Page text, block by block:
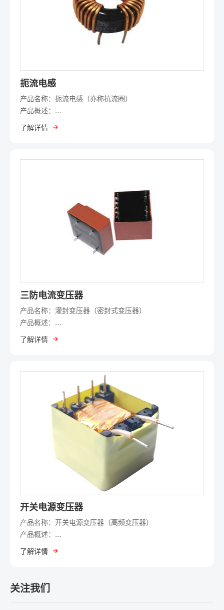
扼流电感
产品名称：扼流电感（亦称抗流圈）
产品概述：
扼流电感是一种用于抑制高频交流干扰或平滑直流电流的被
动电子元件，通过其高感抗特性阻碍电流突变，广泛应用于
高感值稳定性：采用优质磁芯材料（如铁氧体、合金粉
芯），确保宽温范围内电感值稳定。
低直流电阻（DCR）：降低功耗，提升能效。
抗饱和设计：大电流下仍保持性能，适用于开关电源等高频
屏蔽结构（可选）：减少电磁辐射，符合EMC标准。
典型应用：
电源电路：DC-DC转换器、AC-DC电源输入/输出滤波。
工业电子：变频器、电机驱动、逆变系统。
技术参数示例：
感值范围：1μH～100mH
额定电流：0.1A～50A
工作温度：-40℃～+125℃
了解详情
三防电流变压器
产品名称：灌封变压器（密封式变压器）
产品概述：
灌封变压器采用环氧树脂或其他高分子材料对线圈和磁芯进
行全密封封装，具备优异的防潮、防尘、抗震及绝缘性能，
全密封防护：环氧树脂灌封有效隔绝水分、腐蚀性气体及粉
尘，防护等级达IP67。
高绝缘强度：耐压性能优异（如3kV AC/1min），减少漏电
机械稳定性：抗震动、抗冲击，适用于车载、工业等动态环
散热优化：部分型号内置导热材料，提升高温工况下的寿
命。
低电磁干扰：屏蔽设计可选，降低EMI对周边电路的影响。
了解详情
开关电源变压器
产品名称：开关电源变压器（高频变压器）
产品概述：
开关电源变压器是开关电源（SMPS）的核心组件，用于高
频电能转换与隔离，具有高效率、小体积、宽输入电压范围
核心特点：
了解详情
关注我们